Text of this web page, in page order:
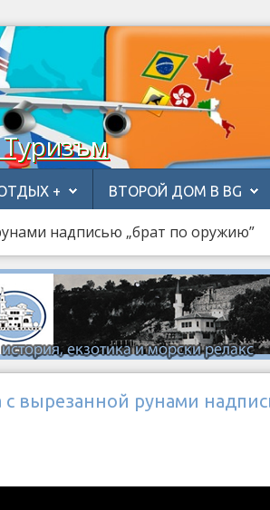
Туризъм
+ ВТОРОЙ ДОМ В BG
надписью „брат по оружию”
вырезанной рунами